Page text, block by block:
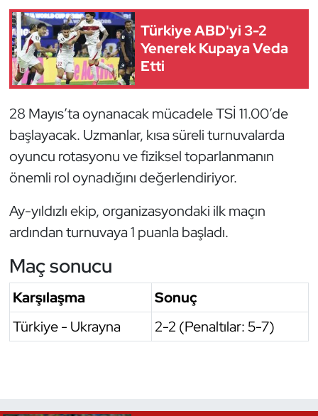
Türkiye ABD'yi 3-2
Yenerek Kupaya Veda
Etti
28 Mayıs’ta oynanacak mücadele TSİ 11.00’de
başlayacak. Uzmanlar, kısa süreli turnuvalarda
oyuncu rotasyonu ve fiziksel toparlanmanın
önemli rol oynadığını değerlendiriyor.
Ay-yıldızlı ekip, organizasyondaki ilk maçın
ardından turnuvaya 1 puanla başladı.
Maç sonucu
Karşılaşma
Sonuç
Türkiye - Ukrayna
2-2 (Penaltılar: 5-7)
Muay Thai
Okçuluk
Optimist
Oryantiring
Özel Sporcular
Paralimpik
Ragbi
Satranç
Su Topu
Sualtı Sporları
Tenis